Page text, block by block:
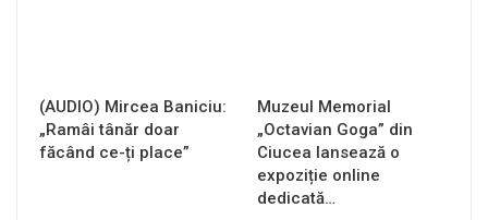
(AUDIO) Mircea Baniciu:
„Ramâi tânăr doar
făcând ce-ți place”
Muzeul Memorial
„Octavian Goga” din
Ciucea lansează o
expoziție online
dedicată…